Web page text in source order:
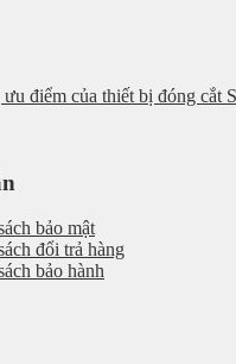
điểm của thiết bị đóng cắt
bảo mật
đổi trả hàng
bảo hành